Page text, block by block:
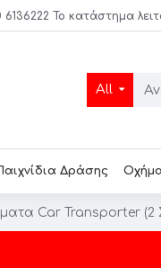
6136222 Το κατάστημα
All
Δράσης
Car Transporter (2